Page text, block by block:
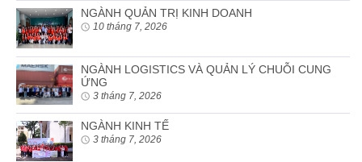
NGÀNH QUẢN TRỊ KINH DOANH
10 tháng 7, 2026
NGÀNH LOGISTICS VÀ QUẢN LÝ CHUỖI CUNG
ỨNG
3 tháng 7, 2026
NGÀNH KINH TẾ
3 tháng 7, 2026